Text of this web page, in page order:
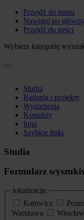
Przejdź do menu
Nawiguj po
Przejdź do treści
Wybierz kategorię
Studia
Badania i projekty
Wydarzenia
Kontakty
Inne
Szybkie linki
Studia
Formularz
lokalizacja:
Katowice
Warszawa
Wrocław